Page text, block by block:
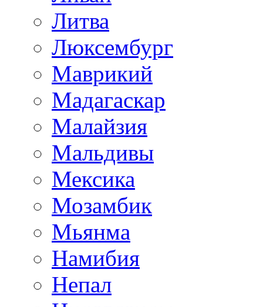
Литва
Люксембург
Маврикий
Мадагаскар
Малайзия
Мальдивы
Мексика
Мозамбик
Мьянма
Намибия
Непал